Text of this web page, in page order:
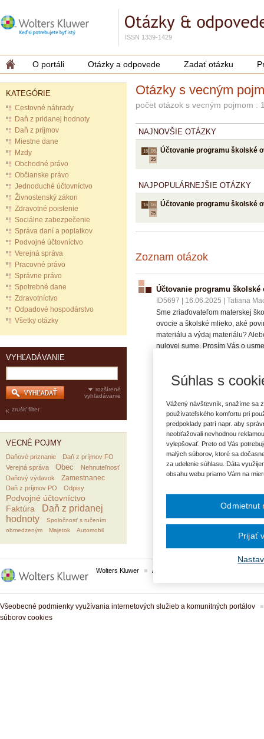
ISSN 1339-1429
O portáli Otázky a odpovede Zadať otázku
KATEGÓRIE
Cestovné náhrady
Daň z pridanej hodnoty
Daň z príjmov
Miestne dane
Mzdy
Obchodné právo
Občianske právo
Jednoduché účtovníctvo
Živnostenský zákon
Zdravotné poistenie
Sociálne zabezpečenie
Správa daní a poplatkov
Podvojné účtovníctvo
Verejná správa
Pracovné právo
Správne právo
Spotrebné dane
Zdravotníctvo
Odpadové hospodárstvo
Všetky otázky
VYHĽADÁVANIE
rozšírené
vyhľadávanie
zrušiť filter
VECNÉ POJMY
Daňové priznanie
Daň z príjmov FO
Verejná správa
Obec
Nehnuteľnosť
Daňový výdavok
Zamestnanec
Daň z príjmov PO Odpisy
Podvojné účtovníctvo
Faktúra
Daň z pridanej
hodnoty
Spoločnosť s ručením
obmedzeným
Majetok Automobil
Otázky s vecným
počet otázok s vecným pojmom :
NAJNOVŠIE OTÁZKY
16. 06.
25
Účtovanie programu školské
NAJPOPULÁRNEJŠIE OTÁZKY
16. 06.
25
Účtovanie programu školské
Zoznam otázok
Účtovanie programu
ID5697 16.06.2025
Tatiana
Sme zriaďovateľom materskej
ovocie a školské mlieko, aké
materiálu a výdaj materiálu?
nulovej sume. Prosím Vás o
Materská škola
Postupy
Wolters Kluwer ASPI
Všeobecné podmienky využívania internetových služieb a komunitných portálov
súborov cookies
Súhlas s
Vážený návštevník, snažíme sa
používateľského komfortu pri
predpoklady patrí napr. aby
neobťažovali nevhodnou
vylepšovať. Preto od Vás
malých súborov, ktoré sa
za udelenie súhlasu. Dáta
obsahu webu priamo Vám na
Odmietnut
Prijať